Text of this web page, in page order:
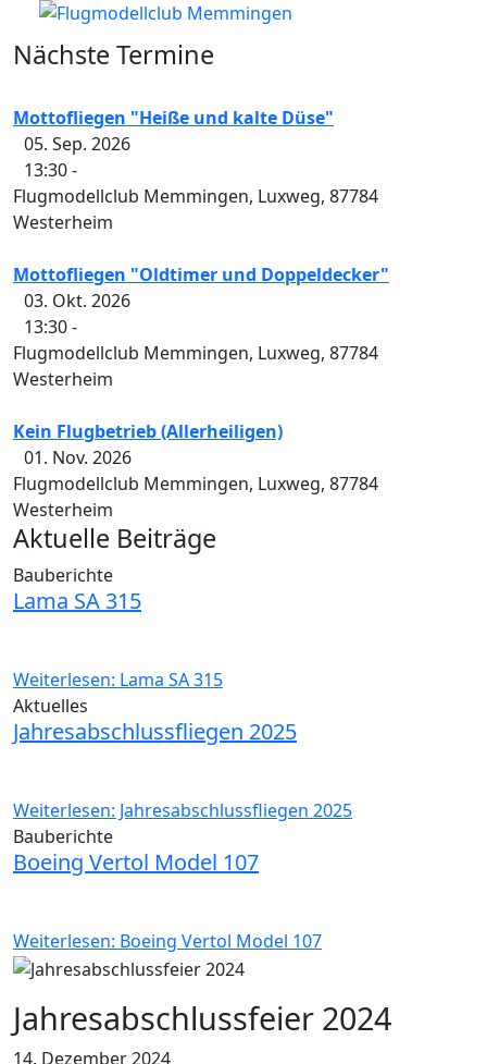
Nächste Termine
Mottofliegen "Heiße und kalte Düse"
05. Sep. 2026
13:30-
Flugmodellclub Memmingen, Luxweg, 87784
Westerheim
Mottofliegen "Oldtimer und Doppeldecker"
03. Okt. 2026
13:30-
Flugmodellclub Memmingen, Luxweg, 87784
Westerheim
Kein Flugbetrieb (Allerheiligen)
01. Nov. 2026
Flugmodellclub Memmingen, Luxweg, 87784
Westerheim
Aktuelle Beiträge
Bauberichte
Lama SA 315
Weiterlesen: Lama SA 315
Aktuelles
Jahresabschlussfliegen 2025
Weiterlesen: Jahresabschlussfliegen 2025
Bauberichte
Boeing Vertol Model 107
Weiterlesen: Boeing Vertol Model 107
Jahresabschlussfeier 2024
14. Dezember 2024